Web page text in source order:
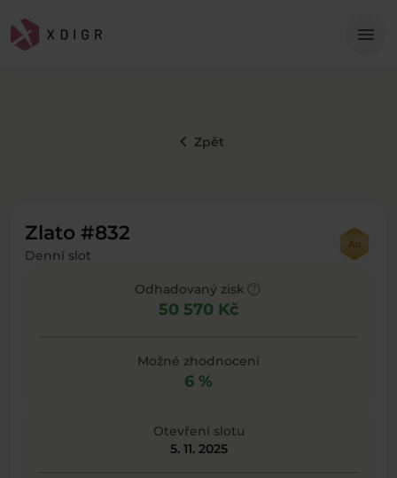
menu
keyboard_arrow_left Zpět
Zlato #832
Denní slot
Odhadovaný zisk
50 570 Kč
Možné zhodnocení
6 %
Otevření slotu
5. 11. 2025